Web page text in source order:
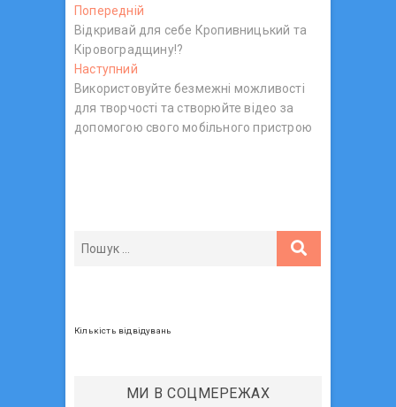
Н
а
в
і
г
я
п
Попередній
о
п
р
е
д
Відкривай для себе Кропивницький та
Кіровоградщину!?
Наступний
а
с
т
Використовуйте безмежні можливості
для творчості та створюйте відео за
допомогою свого мобільного пристрою
Кількість відвідувань
МИ В СОЦМЕРЕЖАХ